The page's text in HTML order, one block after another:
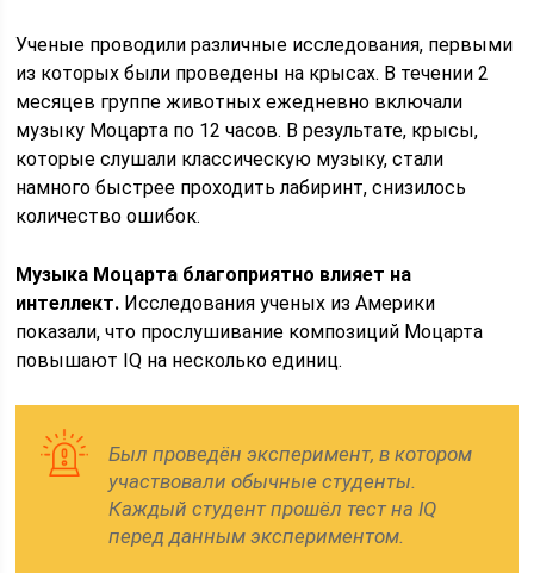
Ученые проводили различные исследования, первыми
из которых были проведены на крысах. В течении 2
месяцев группе животных ежедневно включали
музыку Моцарта по 12 часов. В результате, крысы,
которые слушали классическую музыку, стали
намного быстрее проходить лабиринт, снизилось
количество ошибок.
Музыка Моцарта благоприятно влияет на
интеллект. Исследования ученых из Америки
показали, что прослушивание композиций Моцарта
повышают IQ на несколько единиц.
Был проведён эксперимент, в котором
участвовали обычные студенты.
Каждый студент прошёл тест на IQ
перед данным экспериментом.